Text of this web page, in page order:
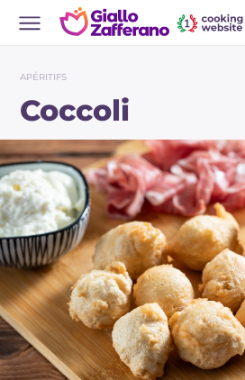
APÉRITIFS
Coccoli